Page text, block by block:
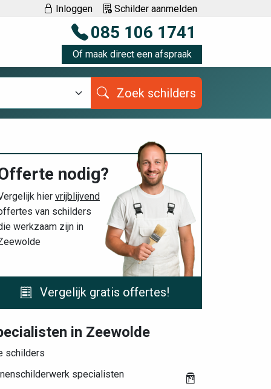
Inloggen Schilder aanmelden
085 106 1741
Of maak direct een afspraak
Zoek schilders
nodig?
hier vrijblijvend
van schilders
werkzaam zijn in
Vergelijk gratis offertes!
in Zeewolde
schilders
specialisten